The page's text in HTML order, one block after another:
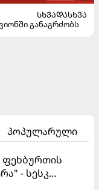
ᲡᲮᲕᲐᲓᲐᲡᲮᲕᲐ
განაგრძობს
პოპულარული
- სესკ